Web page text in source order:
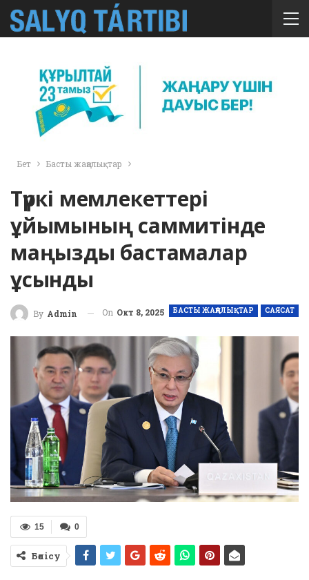
Бет Басты жаңалықтар
Түркі мемлекеттері
ұйымының саммитінде
маңызды бастамалар
ұсынды
БАСТЫ ЖАҢАЛЫҚТАР САЯСАТ
By Admin On Окт 8, 2025
0
15
Бөлісу